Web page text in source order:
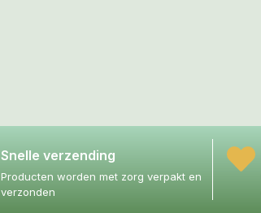
Snelle verzending
Producten worden met zorg verpakt en
verzonden